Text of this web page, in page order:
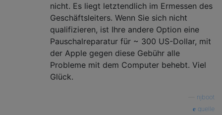
com.apple.iokit.IOStorageFamily 1.9
com.apple.iokit.IOReportFamily  23
com.apple.driver.AppleFDEKeyStore   28.30
com.apple.driver.AppleACPIPlatform  2.0
com.apple.iokit.IOPCIFamily 2.9
com.apple.iokit.IOACPIFamily    1.4
com.apple.kec.corecrypto    1.0
nicht. Es liegt letztendlich im Ermessen des
Geschäftsleiters. Wenn Sie sich nicht
qualifizieren, ist Ihre andere Option eine
Pauschalreparatur für ~ 300 US-Dollar, mit
der Apple gegen diese Gebühr alle
Probleme mit dem Computer behebt. Viel
Glück.
njboot
quelle